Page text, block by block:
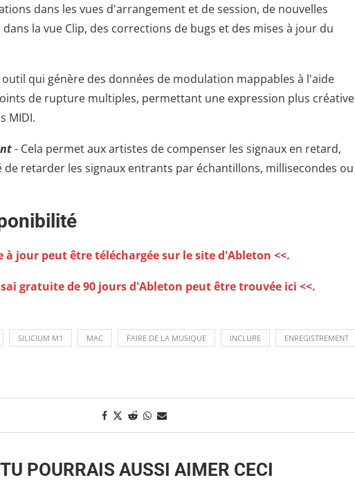
dans les vues d'arrangement et de session, de nouvelles
la vue Clip, des corrections de bugs et des mises à jour du
qui génère des données de modulation mappables à l'aide
de rupture multiples, permettant une expression plus créative
MIDI.
- Cela permet aux artistes de compenser les signaux en retard,
de retarder les signaux entrants par échantillons, millisecondes ou
à jour peut être téléchargée sur le site d'Ableton <<.
gratuite de 90 jours d'Ableton peut être trouvée ici <<.
SILICIUM M1 MAC FAIRE DE LA MUSIQUE INCLURE ENREGISTREMENT
TU POURRAIS AUSSI AIMER CECI